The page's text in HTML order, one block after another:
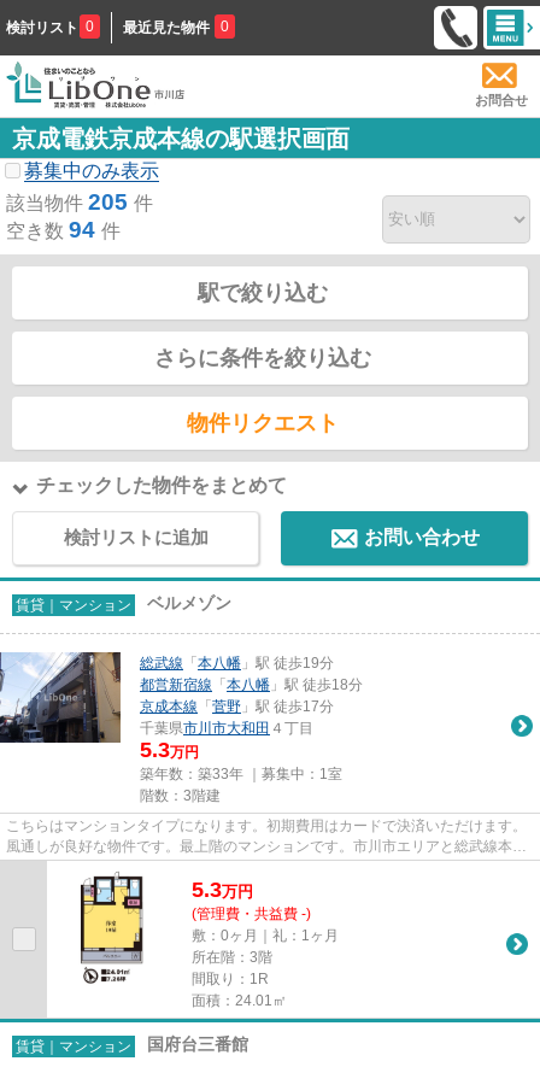
検討リスト 0 最近見た物件 0
お問合せ
京成電鉄京成本線の駅選択画面
募集中のみ表示
該当物件 205 件
空き数 94 件
駅で絞り込む
さらに条件を絞り込む
物件リクエスト
チェックした物件をまとめて
検討リストに追加 お問い合わせ
賃貸｜マンション ベルメゾン
総武線 「 本八幡 」駅 徒歩19分
都営新宿線 「 本八幡 」駅 徒歩18分
京成本線 「 菅野 」駅 徒歩17分
千葉県市川市大和田 ４丁目
5.3万円
築年数：築33年 ｜募集中： 1室
階数：3階建
こちらはマンションタイプになります。初期費用はカードで決済いただけます。
風通しが良好な物件です。最上階のマンションです。市川市エリアと総武線本八
5.3万円
(管理費・共益費 -)
敷：0ヶ月｜礼：1ヶ月
所在階：3階
間取り：1R
面積：24.01㎡
賃貸｜マンション 国府台三番館